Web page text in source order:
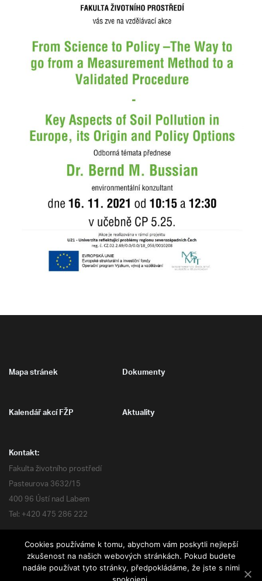
Mapa stránek Dokumenty
Kalendář akcí FŽP Aktuality
Kontakt:
Fakulta životního prostředí
Pasteurova 3632/15
400 96 Ústí nad Labem
Tel: +420 475 286 222
Všechna práva vyhrazena
Cookies používáme k tomu, abychom vám poskytli nejlepší
zkušenost na našich webových stránkách. Pokud budete
nadále používat tyto stránky, předpokládáme, že jste s nimi